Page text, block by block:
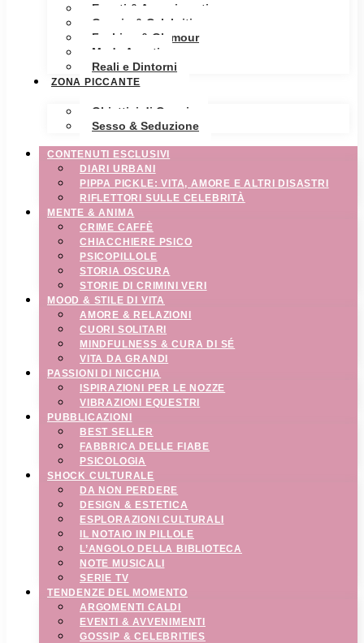
Eventi & Avvenimenti
Gossip & Celebrities
Fashion & Glamour
Moda Avanti
Reali e Dintorni
ZONA PICCANTE
Obiettivi di Coppia
Sesso & Seduzione
CONTENUTI ESCLUSIVI
DIARI URBANI
PIPPA PICKLE: VITA, AMORE E ALTRI DISASTRI
RIFLETTORI SULLE CELEBRITÀ
MENTE & ANIMA
CRIME CAFFÈ
CHIACCHIERE PSICO
PSICOPILLOLE
STORIA OSCURA
STORIE DI CRIMINI VERI
MOOD & STILE DI VITA
AMORE & RELAZIONI
CUORI SOLITARI
MINDFULNESS & CURA DI SÉ
VITA DA GRANDI
PASSIONI DI NICCHIA
ISPIRAZIONI PER LE NOZZE
VIBRAZIONI EQUESTRI
PUBBLICAZIONI
BEST SELLER
FABBRICA DELLE FIABE
PSICOLOGIA
SHOCK CULTURALE
DA NON PERDERE
DESIGN & ESTETICA
ESPLORAZIONI CULTURALI
IL NOTAIO IN PILLOLE
L’ANGOLO DELLA BIBLIOTECA
NOTE MUSICALI
SERIE TV
TENDENZE DEL MOMENTO
ARGOMENTI CALDI
EVENTI & AVVENIMENTI
GOSSIP & CELEBRITIES